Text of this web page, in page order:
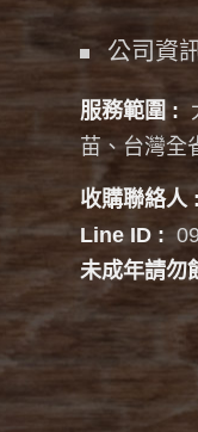
公司資
服務範圍 :
苗、台灣全
收購聯絡人 :
Line ID :
未成年請勿